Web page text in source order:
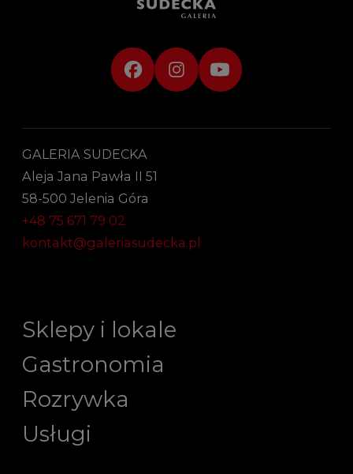
GALERIA SUDECKA
Aleja Jana Pawła II 51
58-500 Jelenia Góra
+48 75 671 79 02
kontakt@galeriasudecka.pl
Sklepy i lokale
Gastronomia
Rozrywka
Usługi